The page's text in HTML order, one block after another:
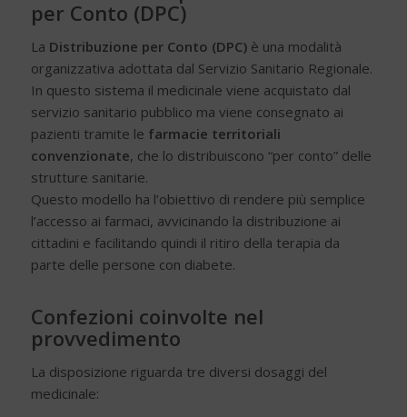
per Conto (DPC)
La Distribuzione per Conto (DPC)è una modalità
organizzativa adottata dal Servizio Sanitario Regionale.
In questo sistema il medicinale viene acquistato dal
servizio sanitario pubblico ma viene consegnato ai
pazienti tramite le farmacie territoriali
convenzionate, che lo distribuiscono “per conto” delle
strutture sanitarie.
Questo modello ha l’obiettivo di rendere più semplice
l’accesso ai farmaci, avvicinando la distribuzione ai
cittadini e facilitando quindi il ritiro della terapia da
parte delle persone con diabete.
Confezioni coinvolte nel
provvedimento
La disposizione riguarda tre diversi dosaggi del
medicinale: